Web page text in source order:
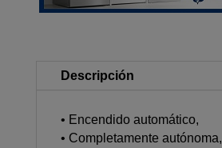
Descripción
• Encendido automático,
• Completamente autónoma,